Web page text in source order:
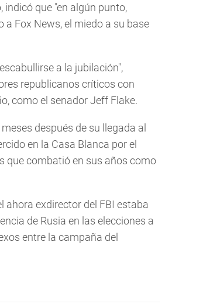
que "en algún punto,
a Fox News, el miedo a su base
a la jubilación",
republicanos críticos con
como el senador Jeff Flake.
después de su llegada al
en la Casa Blanca por el
que combatió en sus años como
ahora exdirector del FBI estaba
de Rusia en las elecciones a
entre la campaña del